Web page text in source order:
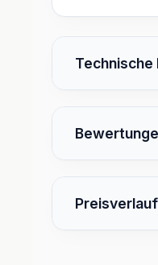
Technische
Preisverlauf